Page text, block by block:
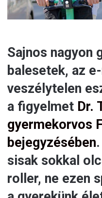
Sajnos nagyon
balesetek, az
veszélytelen
a figyelmet Dr.
gyermekorvos
bejegyzésében
sisak sokkal
roller, ne ezen